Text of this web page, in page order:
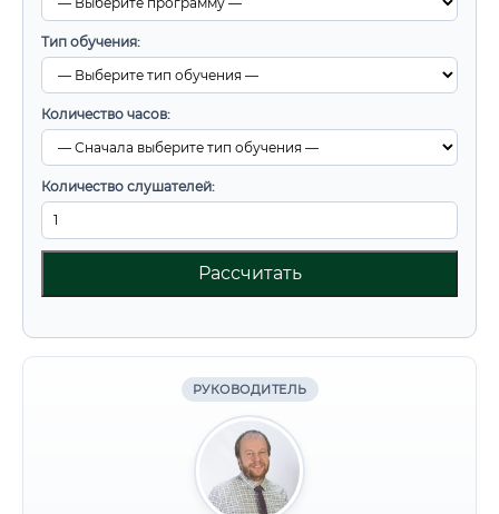
Тип обучения:
Количество часов:
Количество слушателей:
Рассчитать
РУКОВОДИТЕЛЬ